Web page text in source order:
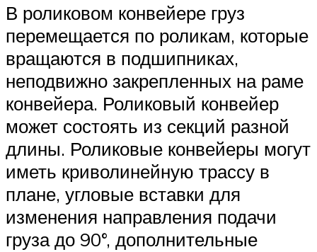
В роликовом конвейере груз
перемещается по роликам, которые
вращаются в подшипниках,
неподвижно закрепленных на раме
конвейера. Роликовый конвейер
может состоять из секций разной
длины. Роликовые конвейеры могут
иметь криволинейную трассу в
плане, угловые вставки для
изменения направления подачи
груза до 90°, дополнительные